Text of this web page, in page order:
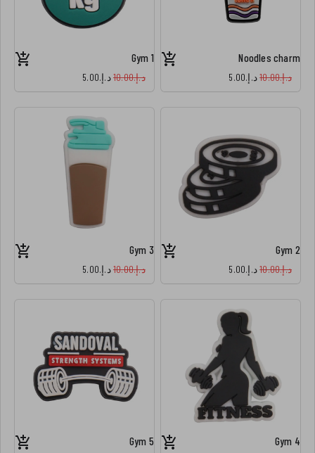
Noodles charm
د.إ.‏10.00 د.إ.‏5.00
Gym 1
د.إ.‏10.00 د.إ.‏5.00
Gym 2
د.إ.‏10.00 د.إ.‏5.00
Gym 3
د.إ.‏10.00 د.إ.‏5.00
Gym 4
Gym 5